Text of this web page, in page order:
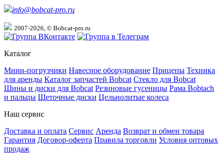
info@bobcat-pro.ru
2007-2026, © Bobcat-pro.ru
Каталог
Мини-погрузчики Навесное оборудование Прицепы Техника
для аренды Каталог запчастей Bobcat Стекло для Bobcat
Шины и диски для Bobcat Резиновые гусеницы Рама Bobtach
и пальцы Щеточные диски Цельнолитые колеса
Наш сервис
Доставка и оплата Сервис Аренда Возврат и обмен товара
Гарантия Договор-оферта Правила торговли Условия оптовых
продаж